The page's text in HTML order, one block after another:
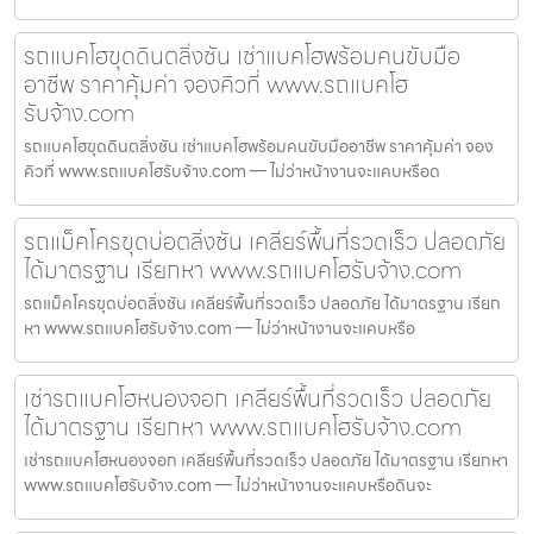
รถแบคโฮขุดดินตลิ่งชัน เช่าแบคโฮพร้อมคนขับมือ
อาชีพ ราคาคุ้มค่า จองคิวที่ www.รถแบคโฮ
รับจ้าง.com
รถแบคโฮขุดดินตลิ่งชัน เช่าแบคโฮพร้อมคนขับมืออาชีพ ราคาคุ้มค่า จอง
คิวที่ www.รถแบคโฮรับจ้าง.com — ไม่ว่าหน้างานจะแคบหรือด
รถแม็คโครขุดบ่อตลิ่งชัน เคลียร์พื้นที่รวดเร็ว ปลอดภัย
ได้มาตรฐาน เรียกหา www.รถแบคโฮรับจ้าง.com
รถแม็คโครขุดบ่อตลิ่งชัน เคลียร์พื้นที่รวดเร็ว ปลอดภัย ได้มาตรฐาน เรียก
หา www.รถแบคโฮรับจ้าง.com — ไม่ว่าหน้างานจะแคบหรือ
เช่ารถแบคโฮหนองจอก เคลียร์พื้นที่รวดเร็ว ปลอดภัย
ได้มาตรฐาน เรียกหา www.รถแบคโฮรับจ้าง.com
เช่ารถแบคโฮหนองจอก เคลียร์พื้นที่รวดเร็ว ปลอดภัย ได้มาตรฐาน เรียกหา
www.รถแบคโฮรับจ้าง.com — ไม่ว่าหน้างานจะแคบหรือดินจะ